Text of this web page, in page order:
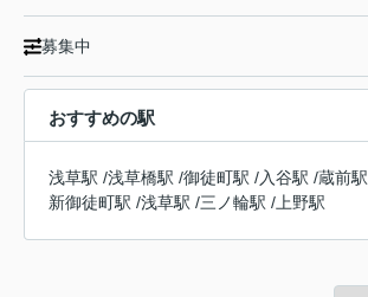
募集中
おすすめの駅
浅草駅 /浅草橋駅 /御徒町駅 /入谷駅 /蔵前駅
新御徒町駅 /浅草駅 /三ノ輪駅 / 上野駅